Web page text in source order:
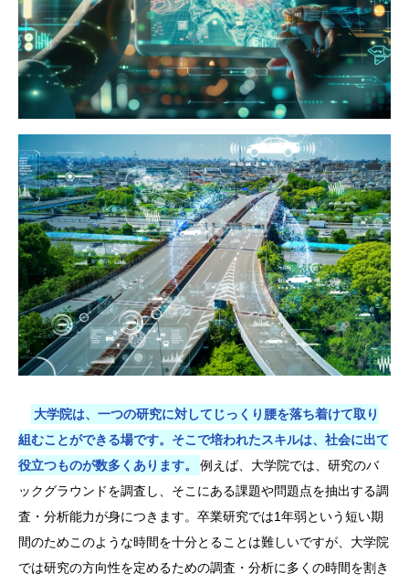
大学院は、一つの研究に対してじっくり腰を落ち着けて取り
組むことができる場です。そこで培われたスキルは、社会に出て
役立つものが数多くあります。
例えば、大学院では、研究のバ
ックグラウンドを調査し、そこにある課題や問題点を抽出する調
査・分析能力が身につきます。卒業研究では1年弱という短い期
間のためこのような時間を十分とることは難しいですが、大学院
では研究の方向性を定めるための調査・分析に多くの時間を割き